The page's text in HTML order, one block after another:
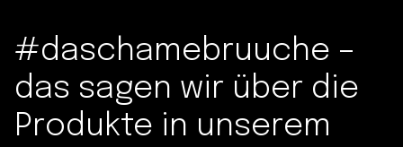
#daschamebruuche –
das sagen wir über die
Produkte in unserem